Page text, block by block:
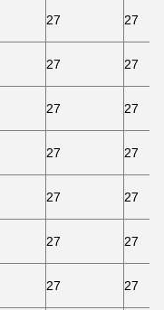
27 27
27 27
27 27
27 27
27 27
27 27
27 27